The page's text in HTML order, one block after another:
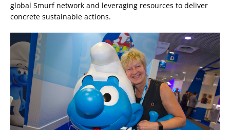
global Smurf network and leveraging resources to deliver
concrete sustainable actions.